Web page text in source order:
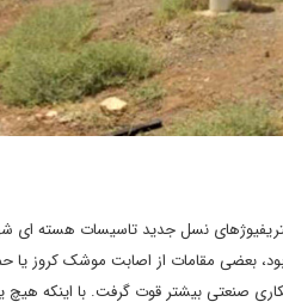
سانتریفیوژهای نسل جدید تاسیسات هسته
بعضی مقامات از اصابت موشک کروز
صنعتی بیشتر قوت گرفت. با اینکه